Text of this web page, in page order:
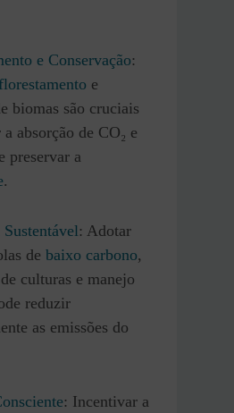
e Conservação:
e
biomas são cruciais
absorção de CO₂ e
preservar a
.
: Adotar
de baixo carbono,
culturas e manejo
reduzir
as emissões do
: Incentivar a